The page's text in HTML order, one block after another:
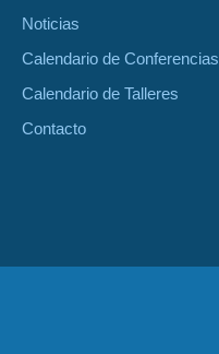
Noticias
Calendario de Conferencias
Calendario de Talleres
Contacto